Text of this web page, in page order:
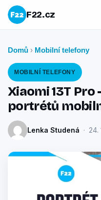
F22.cz
Domů › Mobilní telefony
MOBILNÍ TELEFONY
Xiaomi 13T
portrétů
Lenka Studená · 24.